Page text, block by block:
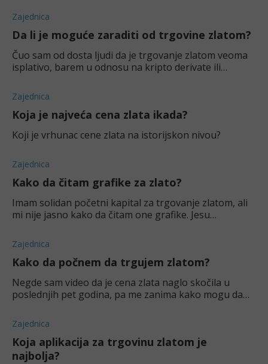
Zajednica
Da li je moguće zaraditi od trgovine zlatom?
Čuo sam od dosta ljudi da je trgovanje zlatom veoma
isplativo, barem u odnosu na kripto derivate ili
uđem u celu priču?
Zajednica
Koja je najveća cena zlata ikada?
Koji je vrhunac cene zlata na istorijskon nivou?
Zajednica
Kako da čitam grafike za zlato?
Imam solidan početni kapital za trgovanje zlatom, ali
mi nije jasno kako da čitam one grafike. Jesu
Zajednica
Kako da počnem da trgujem zlatom?
Negde sam video da je cena zlata naglo skočila u
poslednjih pet godina, pa me zanima kako mogu da
deonicama, ali me malo buni kako sve
Zajednica
Koja aplikacija za trgovinu zlatom je
najbolja?